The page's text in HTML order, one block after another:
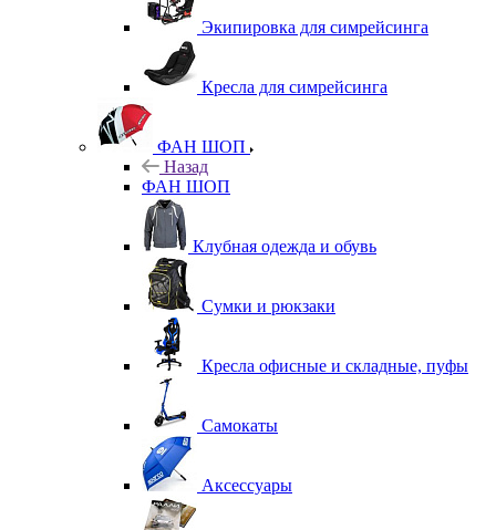
Экипировка для симрейсинга
Кресла для симрейсинга
ФАН ШОП
Назад
ФАН ШОП
Клубная одежда и обувь
Сумки и рюкзаки
Кресла офисные и складные, пуфы
Самокаты
Аксессуары